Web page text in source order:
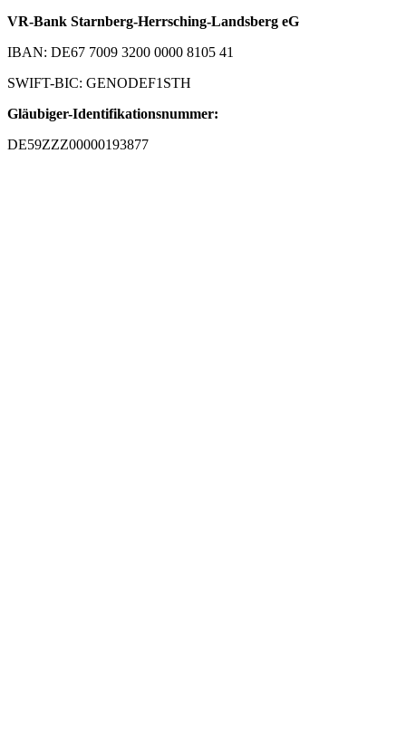
VR-Bank Starnberg-Herrsching-Landsberg eG
IBAN: DE67 7009 3200 0000 8105 41
SWIFT-BIC: GENODEF1STH
Gläubiger-Identifikationsnummer:
DE59ZZZ00000193877